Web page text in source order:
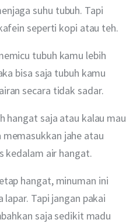
suhu tubuh. Tapi
seperti kopi atau teh.
tubuh kamu lebih
bisa saja tubuh kamu
secara tidak sadar.
hangat saja atau kalau mau
jahe atau
kedalam air hangat.
hangat, minuman ini
Tapi jangan pakai
saja sedikit madu